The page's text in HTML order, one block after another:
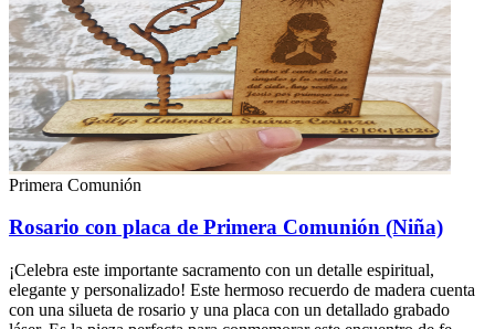
Primera Comunión
Rosario con placa de Primera Comunión (Niña)
¡Celebra este importante sacramento con un detalle espiritual,
elegante y personalizado! Este hermoso recuerdo de madera cuenta
con una silueta de rosario y una placa con un detallado grabado